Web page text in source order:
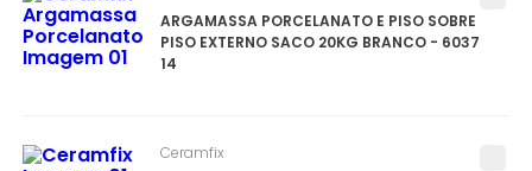
ARGAMASSA PORCELANATO E PISO SOBRE
PISO EXTERNO SACO 20KG BRANCO - 6037
14
Ceramfix